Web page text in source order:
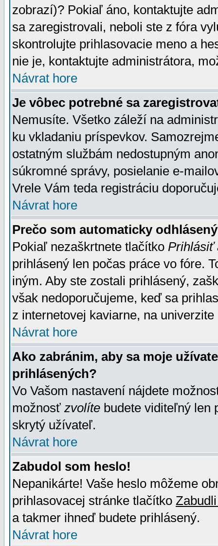
zobrazí)? Pokiaľ áno, kontaktujte
sa zaregistrovali, neboli ste z fóra
skontrolujte prihlasovacie meno a
nie je, kontaktujte administrátora,
Návrat hore
Je vôbec potrebné sa
Nemusíte. Všetko záleží na
ku vkladaniu príspevkov.
ostatným službám nedostupným
súkromné správy, posielanie e-
Vrele Vám teda registráciu
Návrat hore
Prečo som automaticky
Pokiaľ nezaškrtnete tlačítko Prihlásiť
prihlásený len počas práce vo fóre.
iným. Aby ste zostali prihlásený,
však nedoporučujeme, keď sa
z internetovej kaviarne, na univerzite
Návrat hore
Ako zabránim, aby sa moje
prihlásených?
Vo Vašom nastavení nájdete
možnosť zvolíte budete viditeľný len
skrytý užívateľ.
Návrat hore
Zabudol som heslo!
Nepanikárte! Vaše heslo môžeme
prihlasovacej stránke tlačítko
a takmer ihneď budete prihlásený.
Návrat hore